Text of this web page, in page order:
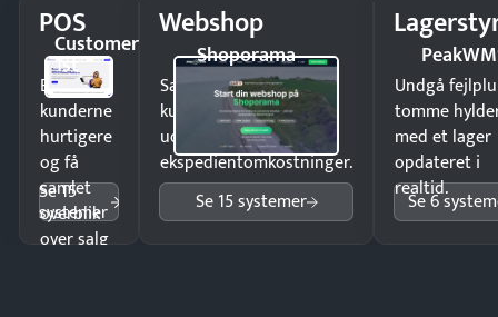
POS
Customer
1st
Ekspedér
kunderne
hurtigere
og få
samlet
overblik
over salg
Se 15
systemer
Webshop
Shoporama
Sælg produkter 24/7 til
kunder i hele landet
uden
ekspedientomkostninger.
Se 15 systemer
Undgå
tomme
med et lager
opdateret i
realtid.
Se 6